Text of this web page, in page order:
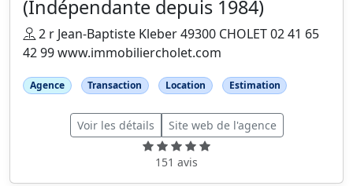
(Indépendante depuis 1984)
2 r Jean-Baptiste Kleber 49300 CHOLET 02 41 65
42 99 www.immobiliercholet.com
Agence Transaction Location Estimation
Voir les détails Site web de l'agence
151 avis